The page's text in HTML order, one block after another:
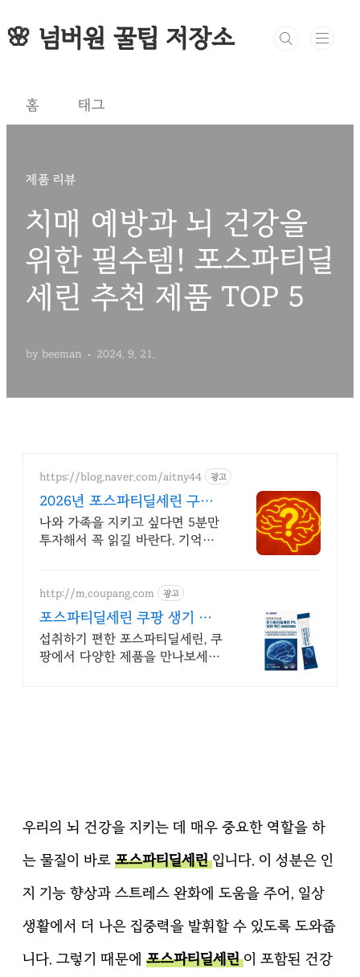
🌸 넘버원 꿀팁 저장소
홈 태그
제품 리뷰
치매 예방과 뇌 건강을
위한 필수템! 포스파티딜
세린 추천 제품 TOP 5
by beeman 2024. 9. 21.
https://blog.naver.com/aitny44 광고
2026년 포스파티딜세린 구매
시 호갱되지 않는 방법
나와 가족을 지키고 싶다면 5분만
투자해서 꼭 읽길 바란다. 기억이
http://m.coupang.com 광고
포스파티딜세린 쿠팡 생기 넘
치는 하루 활력을
섭취하기 편한 포스파티딜세린, 쿠
팡에서 다양한 제품을 만나보세요.
우리의 뇌 건강을 지키는 데 매우 중요한 역할을 하
는 물질이 바로 포스파티딜세린입니다. 이 성분은 인
지 기능 향상과 스트레스 완화에 도움을 주어, 일상
생활에서 더 나은 집중력을 발휘할 수 있도록 도와줍
니다. 그렇기 때문에 포스파티딜세린이 포함된 건강